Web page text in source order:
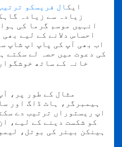
ایکال فریسکو
زیادہ سے زیادہ
انہیں موسم گرما کی
احساس دلانے کے لیے
اب بھی آپ کی پاپ اپ شاپ
کی دعوت میں حصہ لے سکتے
خانہ کے ساتھ
مثال کے طور پر،
ہیمبرگر، ہاٹ ڈاگ اور
اپ ریستوراں ترتیب دے
کو شکست دینے کے لیے،
ہینکن بیئر کی بوتل،